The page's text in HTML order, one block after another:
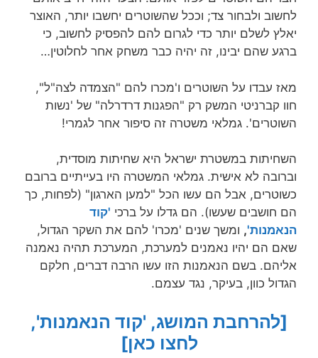
לחשוב ולבחור צד; וככל שהשוטרים יחשבו יותר, האוצר
יאלץ לשלם יותר כדי לגרום להם להפסיק לחשוב, כי
ברגע שהם יבינו, זה יהיה כבר משחק אחר לחלוטין…
מאז עבדו על השוטרים ו'מכרו להם "הצמדה לצה"ל",
חוו קברניטי המשק רק "הפגנות דרדרלה" של 'נשות
השוטרים'. גמלאי משטרה זה סיפור אחר לגמרי!
השחיתות במשטרת ישראל היא שחיתות מוסדית,
וברובה לא אישית. גמלאי המשטרה היו בעייתיים ברובם
כשוטרים, אבל הם עשו הכל "למען הארגון" (לפחות, כך
הם חושבים שעשו). הם גדלו על ברכי 'קוד
הנאמנות', ומשך שנים 'מכרו' להם את השקר הגדול,
שאם הם יהיו נאמנים למערכת, המערכת תהיה נאמנה
אליהם. בשם הנאמנות הזו עשו הרבה דברים, חלקם
הגדול כוון, בעיקר, נגד עצמם.
[להרחבת המושג, 'קוד הנאמנות',
לחצו כאן]